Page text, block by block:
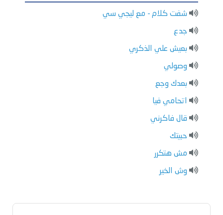
شفت كلام - مع ليجي سي
جدع
بعيش علي الذكري
وصولي
بعدك وجع
اتحامي فيا
قال فاكرني
حبيتك
مش هتكرر
وش الخير